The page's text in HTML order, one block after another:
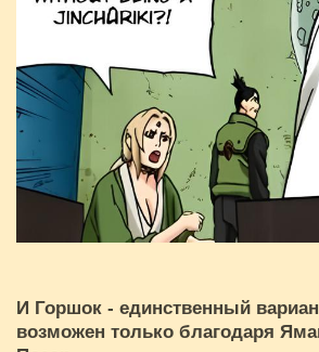
И Горшок - единственный
возможен только благодаря